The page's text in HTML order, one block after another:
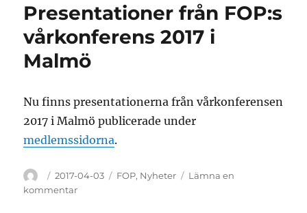
Presentationer från FOP:s
vårkonferens 2017 i
Malmö
Nu finns presentationerna från vårkonferensen
2017 i Malmö publicerade under
medlemssidorna.
Författare
Publicerat
den
2017-04-03 Kategorier
FOP, Nyheter
Lämna en
kommentartill